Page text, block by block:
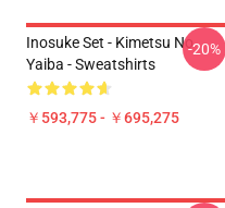
Inosuke Set - Kimetsu No
Yaiba - Sweatshirts
￥593,775 - ￥695,275
-20%